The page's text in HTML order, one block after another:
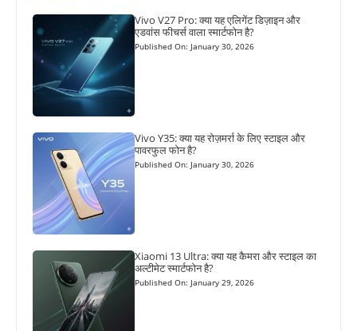
Vivo V27 Pro: क्या यह एलिगेंट डिज़ाइन और
एडवांस फीचर्स वाला स्मार्टफोन है?
Published On: January 30, 2026
Vivo Y35: क्या यह रोज़मर्रा के लिए स्टाइल और
पावरफुल फोन है?
Published On: January 30, 2026
Xiaomi 13 Ultra: क्या यह कैमरा और स्टाइल का
अल्टीमेट स्मार्टफोन है?
Published On: January 29, 2026